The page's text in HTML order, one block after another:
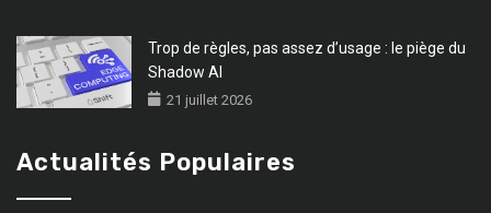
Trop de règles, pas assez d’usage : le piège du
Shadow AI
21 juillet 2026
Actualités Populaires